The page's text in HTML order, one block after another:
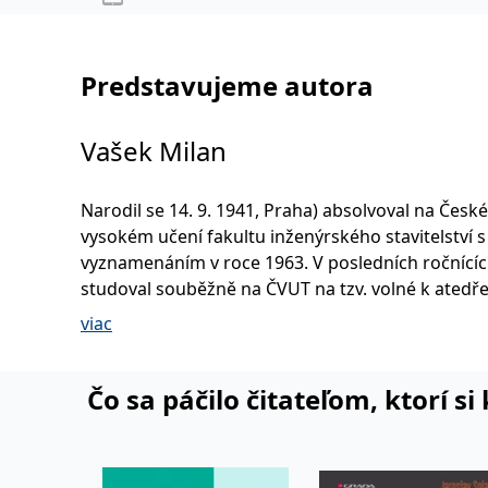
Predstavujeme autora
Vašek Milan
Narodil se 14. 9. 1941, Praha) absolvoval na
vysokém učení fakultu inženýrského stavitelství s
vyznamenáním v roce 1963. V posledních
studoval souběžně na ČVUT na tzv. volné k atedře
matematiky. Po studiích nastoupil na katedru
disertační práci na téma "Příspěvek k nelineárnímu
chování prostorových prutových systémůů"
mechaniky stavební fakulty university v
viac
Čo sa páčilo čitateľom, ktorí